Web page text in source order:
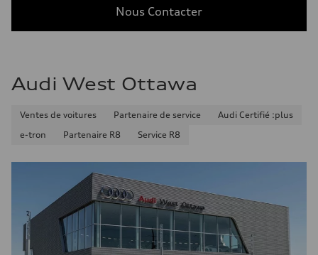
Nous Contacter
Audi West Ottawa
Ventes de voitures Partenaire de service
Audi Certifié :plus
e-tron
Partenaire R8 Service R8